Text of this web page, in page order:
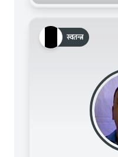
स्वतन्त्र